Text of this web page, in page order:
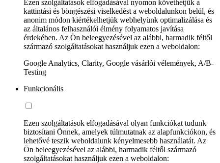
Ezen szolgáltatások elfogadásával nyomon követhetjük a
kattintási és böngészési viselkedést a weboldalunkon belül, és
anonim módon kiértékelhetjük webhelyünk optimalizálása és
az általános felhasználói élmény folyamatos javítása
érdekében. Az Ön beleegyezésével az alábbi, harmadik féltől
származó szolgáltatásokat használjuk ezen a weboldalon:
Google Analytics, Clarity, Google vásárlói vélemények, A/B-
Testing
Funkcionális
Ezen szolgáltatások elfogadásával olyan funkciókat tudunk
biztosítani Önnek, amelyek túlmutatnak az alapfunkciókon, és
lehetővé teszik weboldalunk kényelmesebb használatát. Az
Ön beleegyezésével az alábbi, harmadik féltől származó
szolgáltatásokat használjuk ezen a weboldalon: